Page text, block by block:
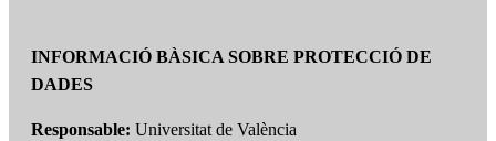
INFORMACIÓ BÀSICA SOBRE PROTECCIÓ DE
DADES
Responsable: Universitat de València